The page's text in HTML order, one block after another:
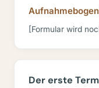
[Formular wird
Der erste